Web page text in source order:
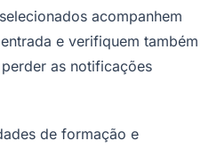
acompanhem
e verifiquem também
as notificações
de formação e